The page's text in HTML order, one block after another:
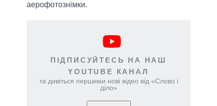
аерофотознімки.
ПІДПИСУЙТЕСЬ НА НАШ
YOUTUBE КАНАЛ
та дивіться першими нові відео від «Слово і
діло»